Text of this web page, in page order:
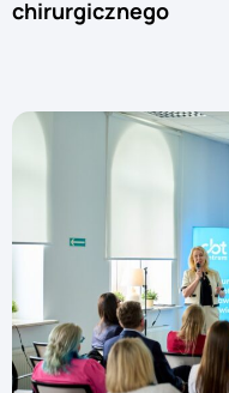
chirurgicznego